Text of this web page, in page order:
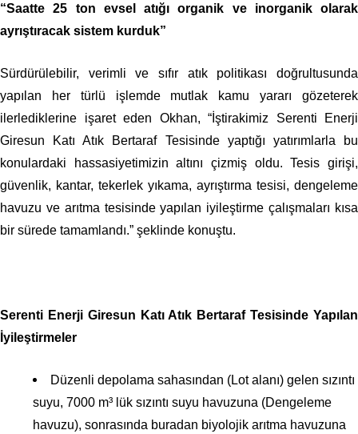
“Saatte 25 ton evsel atığı organik ve inorganik olarak
ayrıştıracak sistem kurduk”
Sürdürülebilir, verimli ve sıfır atık politikası doğrultusunda
yapılan her türlü işlemde mutlak kamu yararı gözeterek
ilerlediklerine işaret eden Okhan, “İştirakimiz Serenti Enerji
Giresun Katı Atık Bertaraf Tesisinde yaptığı yatırımlarla bu
konulardaki hassasiyetimizin altını çizmiş oldu. Tesis girişi,
güvenlik, kantar, tekerlek yıkama, ayrıştırma tesisi, dengeleme
havuzu ve arıtma tesisinde yapılan iyileştirme çalışmaları kısa
bir sürede tamamlandı.” şeklinde konuştu.
Serenti Enerji Giresun Katı Atık Bertaraf Tesisinde Yapılan
İyileştirmeler
Düzenli depolama sahasından (Lot alanı) gelen sızıntı
suyu, 7000 m³ lük sızıntı suyu havuzuna (Dengeleme
havuzu), sonrasında buradan biyolojik arıtma havuzuna